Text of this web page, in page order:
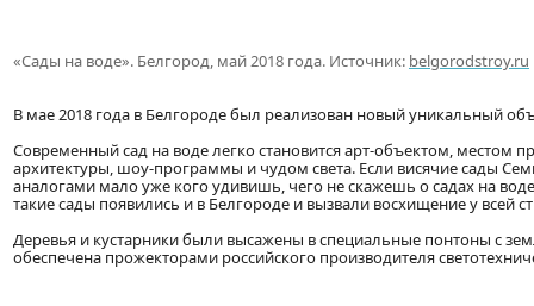
«Сады на воде». Белгород, май 2018 года. Источник: belgorodstroy.ru
В мае 2018 года в Белгороде был реализован новый уникальный
Современный сад на воде легко становится арт-объектом,
архитектуры, шоу-программы и чудом света. Если висячие сады
аналогами мало уже кого удивишь, чего не скажешь о садах на
такие сады появились и в Белгороде и вызвали восхищение у всей
Деревья и кустарники были высажены в специальные понтоны с
обеспечена прожекторами российского производителя